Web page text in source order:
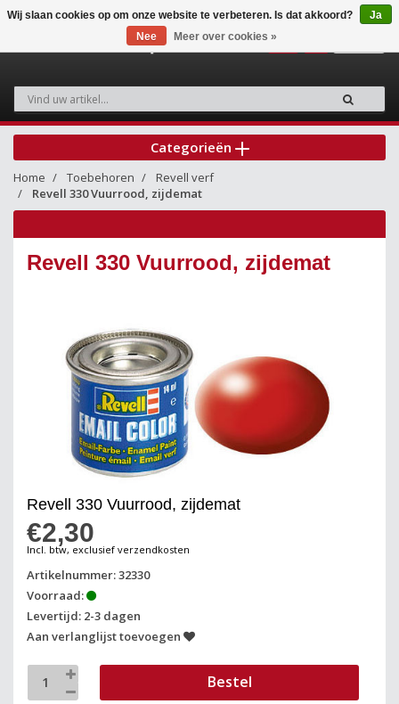
Categorieën
Home Toebehoren
Revell verf
Revell 330 Vuurrood, zijdemat
Revell 330 Vuurrood, zijdemat
Revell 330 Vuurrood, zijdemat
€2,30
Incl. btw, exclusief verzendkosten
Artikelnummer: 32330
Voorraad:
Levertijd: 2-3 dagen
Aan verlanglijst toevoegen
Bestel
Wij slaan cookies op om onze website te verbeteren. Is dat akkoord?
Ja
Nee
Meer over cookies »